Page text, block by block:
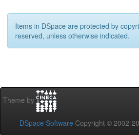
Items in DSpace are protected by
reserved, unless otherwise indicated.
Theme by
DSpace Software Copyright © 2002-